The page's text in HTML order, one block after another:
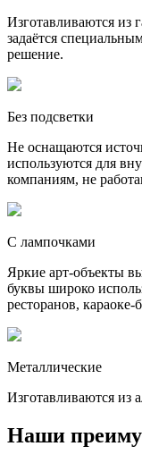
Изготавливаются из
задаётся
решение.
Без подсветки
Не оснащаются
используются для
компаниям, не
С лампочками
Яркие арт-объекты
буквы широко
ресторанов, караоке-
Металлические
Изготавливаются
Наши